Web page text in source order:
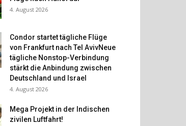
4. August 2026
Condor startet tägliche Flüge
von Frankfurt nach Tel AvivNeue
tägliche Nonstop-Verbindung
stärkt die Anbindung zwischen
Deutschland und Israel
4. August 2026
Mega Projekt in der Indischen
zivilen Luftfahrt!